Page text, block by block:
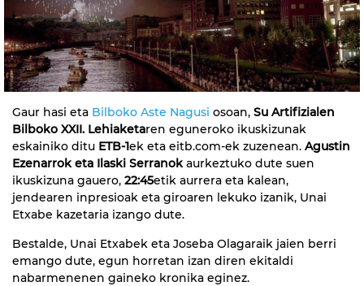
Gaur hasi eta Bilboko Aste Nagusi osoan, Su Artifizialen
Bilboko XXII. Lehiaketaren eguneroko ikuskizunak
eskainiko ditu ETB-1ek eta eitb.com-ek zuzenean. Agustin
Ezenarrok eta Ilaski Serranok aurkeztuko dute suen
ikuskizuna gauero, 22:45etik aurrera eta kalean,
jendearen inpresioak eta giroaren lekuko izanik, Unai
Etxabe kazetaria izango dute.
Bestalde, Unai Etxabek eta Joseba Olagaraik jaien berri
emango dute, egun horretan izan diren ekitaldi
nabarmenenen gaineko kronika eginez.